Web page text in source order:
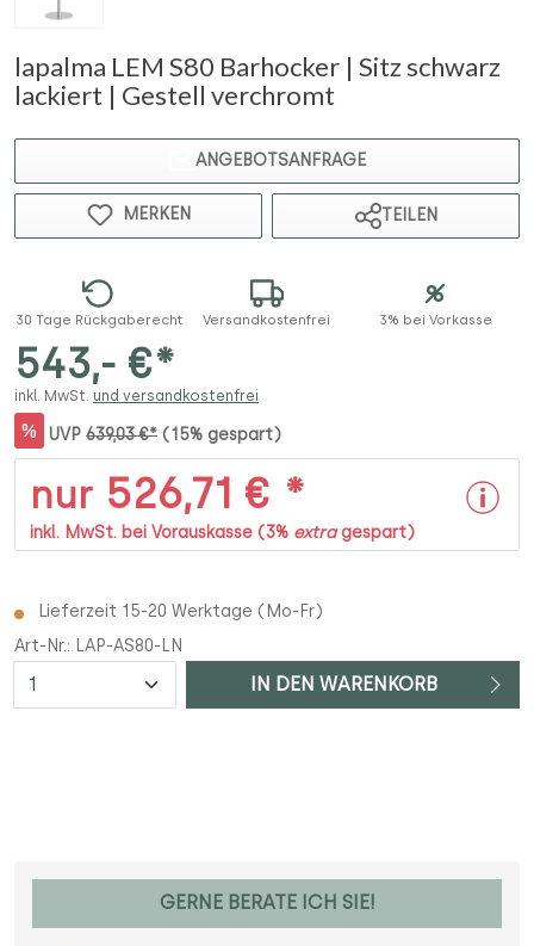
lapalma LEM S80 Barhocker | Sitz schwarz
lackiert | Gestell verchromt
ANGEBOTSANFRAGE
MERKEN TEILEN
30 Tage Rückgaberecht Versandkostenfrei 3% bei Vorkasse
543,- €*
inkl. MwSt. und versandkostenfrei
% UVP 639,03 €* (15% gespart)
nur 526,71 € *
inkl. MwSt. bei Vorauskasse (3% extragespart)
Lieferzeit 15-20 Werktage (Mo-Fr)
Art-Nr.: LAP-AS80-LN
Anzahl IN DEN WARENKORB
GERNE BERATE ICH SIE!